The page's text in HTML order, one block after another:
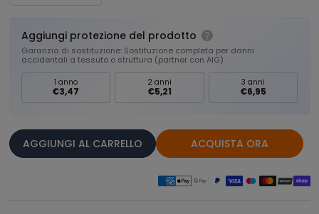
Aggiungi protezione del prodotto
Garanzia di sostituzione: Sostituzione completa per danni
accidentali a tessuto o struttura (partner con AIG).
1 anno
€3,47
2 anni
€5,21
3 anni
€6,95
AGGIUNGI AL CARRELLO ACQUISTA ORA